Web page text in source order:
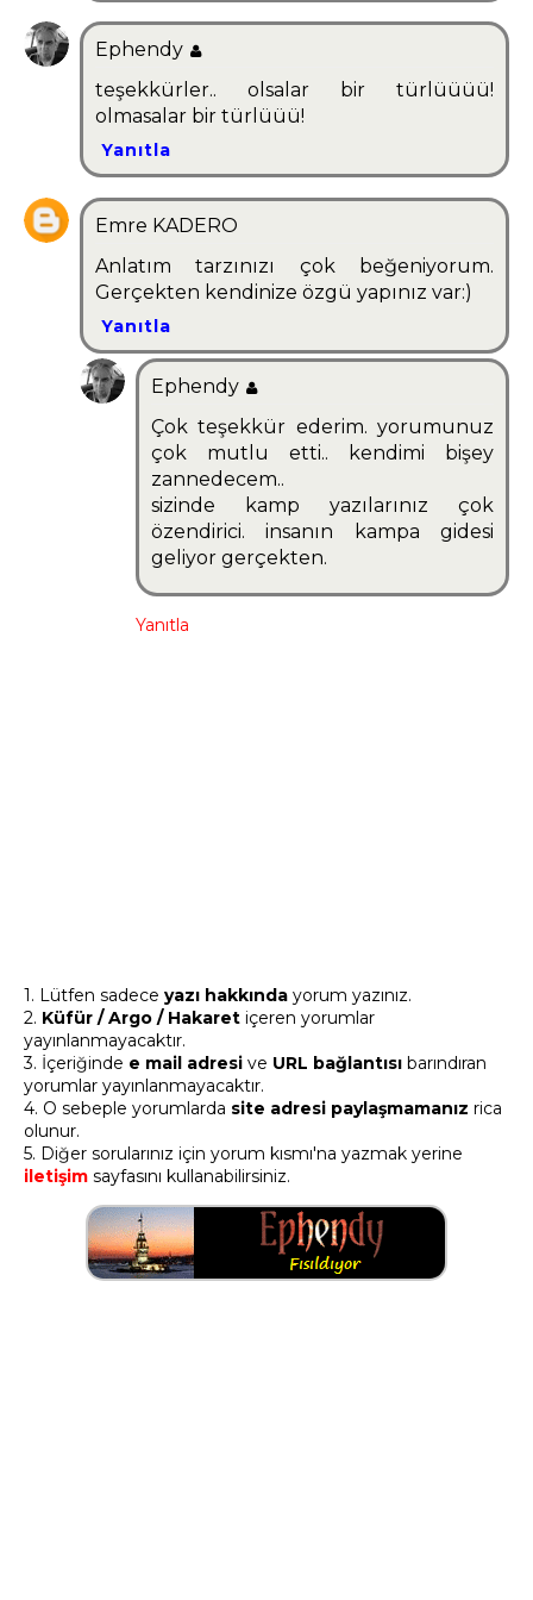
Ephendy
teşekkürler.. olsalar bir türlüüüü!
olmasalar bir türlüüü!
Yanıtla
Emre KADERO
Anlatım tarzınızı çok beğeniyorum.
Gerçekten kendinize özgü yapınız var:)
Yanıtla
Ephendy
Çok teşekkür ederim. yorumunuz
çok mutlu etti.. kendimi bişey
zannedecem..
sizinde kamp yazılarınız çok
özendirici. insanın kampa gidesi
geliyor gerçekten.
Yanıtla
1. Lütfen sadece yazı hakkında yorum yazınız.
2. Küfür / Argo / Hakaret içeren yorumlar
yayınlanmayacaktır.
3. İçeriğinde e mail adresi ve URL bağlantısı barındıran
yorumlar yayınlanmayacaktır.
4. O sebeple yorumlarda site adresi paylaşmamanız rica
olunur.
5. Diğer sorularınız için yorum kısmı'na yazmak yerine
iletişim sayfasını kullanabilirsiniz.